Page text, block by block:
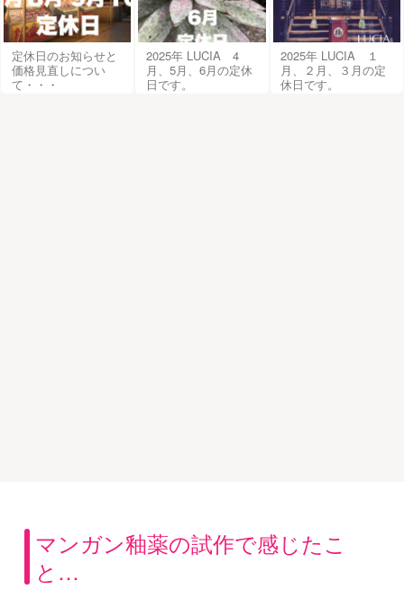
定休日のお知らせと
価格見直しについ
て・・・
2025年 LUCIA 4
月、5月、6月の定休
日です。
2025年 LUCIA １
月、２月、３月の定
休日です。
マンガン釉薬の試作で感じたこ
と…